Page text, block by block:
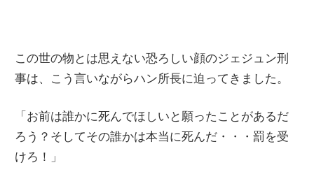
この世の物とは思えない恐ろしい顔のジェジュン刑
事は、こう言いながらハン所長に迫ってきました。
「お前は誰かに死んでほしいと願ったことがあるだ
ろう？そしてその誰かは本当に死んだ・・・罰を受
けろ！」